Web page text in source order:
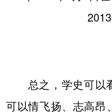
广西
总之，学史可以看
可以情飞扬、志高昂